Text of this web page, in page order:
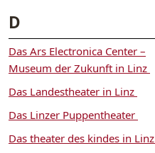
D
Das Ars Electronica Center –
Museum der Zukunft in Linz
Das Landestheater in Linz
Das Linzer Puppentheater
Das theater des kindes in Linz